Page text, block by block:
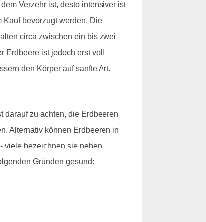
Verzehr ist, desto intensiver ist
Kauf bevorzugt werden. Die
circa zwischen ein bis zwei
Erdbeere ist jedoch erst voll
den Körper auf sanfte Art.
darauf zu achten, die Erdbeeren
Alternativ können Erdbeeren in
viele bezeichnen sie neben
Gründen gesund: